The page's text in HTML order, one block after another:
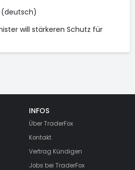
(deutsch)
will stärkeren Schutz für
INFOS
Über TraderFox
Kontakt
Vertrag Kündigen
Jobs bei TraderFox